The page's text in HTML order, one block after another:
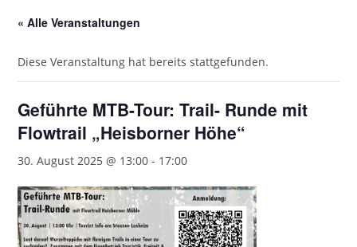
« Alle Veranstaltungen
Diese Veranstaltung hat bereits stattgefunden.
Geführte MTB-Tour: Trail- Runde mit
Flowtrail „Heisborner Höhe“
30. August 2025 @ 13:00 - 17:00